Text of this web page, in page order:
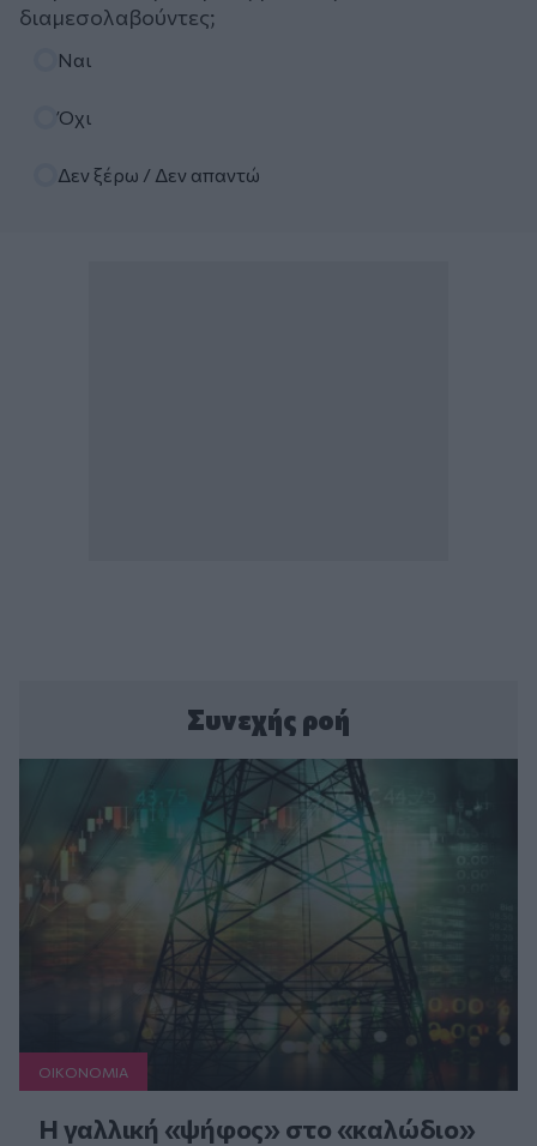
διαμεσολαβούντες;
Ναι
Όχι
Δεν ξέρω / Δεν απαντώ
Συνεχής ροή
ΟΙΚΟΝΟΜΙΑ
Η γαλλική «ψήφος» στο «καλώδιο»